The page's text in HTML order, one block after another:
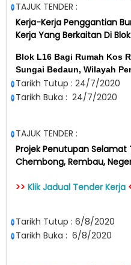
TAJUK TENDER :
Kerja-Kerja Penggantian
Kerja Yang Berkaitan Di Blok
Blok L16 Bagi Rumah Kos
Sungai Bedaun, Wilayah
Tarikh Tutup : 24/7/2020
Tarikh Buka : 24/7/2020
TAJUK TENDER :
Projek Penutupan Selamat
Chembong, Rembau,
>> Klik Jadual Tender Kerja
Tarikh Tutup : 6/8/2020
Tarikh Buka : 6/8/2020